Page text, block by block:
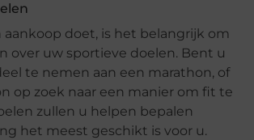
aankoop doet, is het belangrijk om
over uw sportieve doelen. Bent u
te nemen aan een marathon, of
op zoek naar een manier om fit te
zullen u helpen bepalen
het meest geschikt is voor u.